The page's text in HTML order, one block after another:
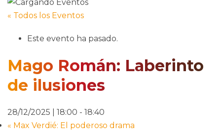
« Todos los Eventos
Este evento ha pasado.
Mago Román: Laberinto
de ilusiones
28/12/2025 | 18:00 - 18:40
« Max Verdié: El poderoso drama